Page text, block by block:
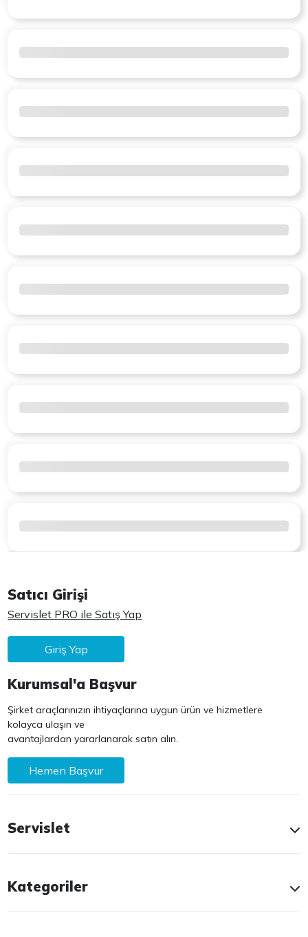
Satıcı Girişi
Servislet PRO ile Satış Yap
Giriş Yap
Kurumsal'a Başvur
Şirket araçlarınızın ihtiyaçlarına uygun ürün ve hizmetlere
kolayca ulaşın ve
avantajlardan yararlanarak satın alın.
Hemen Başvur
Servislet
Kategoriler